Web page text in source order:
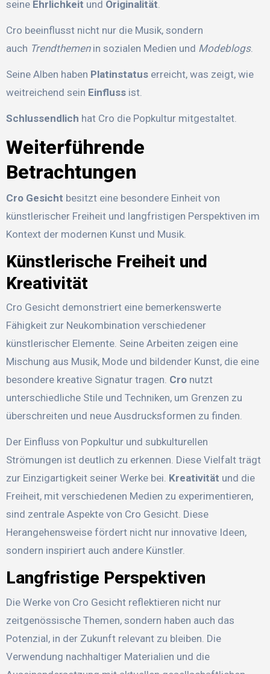
seine Ehrlichkeit und Originalität.
Cro beeinflusst nicht nur die Musik, sondern
auch Trendthemenin sozialen Medien und Modeblogs.
Seine Alben haben Platinstatuserreicht, was zeigt, wie
weitreichend sein Einflussist.
Schlussendlich hat Cro die Popkultur mitgestaltet.
Weiterführende
Betrachtungen
Cro Gesicht besitzt eine besondere Einheit von
künstlerischer Freiheit und langfristigen Perspektiven im
Kontext der modernen Kunst und Musik.
Künstlerische Freiheit und
Kreativität
Cro Gesicht demonstriert eine bemerkenswerte
Fähigkeit zur Neukombination verschiedener
künstlerischer Elemente. Seine Arbeiten zeigen eine
Mischung aus Musik, Mode und bildender Kunst, die eine
besondere kreative Signatur tragen. Cronutzt
unterschiedliche Stile und Techniken, um Grenzen zu
überschreiten und neue Ausdrucksformen zu finden.
Der Einfluss von Popkultur und subkulturellen
Strömungen ist deutlich zu erkennen. Diese Vielfalt trägt
zur Einzigartigkeit seiner Werke bei. Kreativität und die
Freiheit, mit verschiedenen Medien zu experimentieren,
sind zentrale Aspekte von Cro Gesicht. Diese
Herangehensweise fördert nicht nur innovative Ideen,
sondern inspiriert auch andere Künstler.
Langfristige Perspektiven
Die Werke von Cro Gesicht reflektieren nicht nur
zeitgenössische Themen, sondern haben auch das
Potenzial, in der Zukunft relevant zu bleiben. Die
Verwendung nachhaltiger Materialien und die